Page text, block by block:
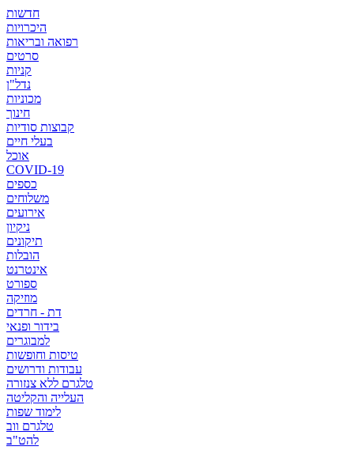
חדשות
היכרויות
רפואה ובריאות
סרטים
קניות
נדל"ן
מכוניות
חינוך
קבוצות סודיות
בעלי חיים
אוכל
COVID-19
כספים
משלוחים
אירועים
ניקיון
תיקונים
הובלות
אינטרנט
ספורט
מוזיקה
דת - חרדים
בידור ופנאי
למבוגרים
טיסות וחופשות
עבודות ודרושים
טלגרם ללא צנזורה
העלייה והקליטה
לימוד שפות
טלגרם ווב
להט"ב